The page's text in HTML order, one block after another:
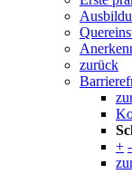
zurück
+ -